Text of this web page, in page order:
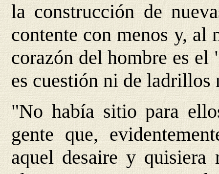
la construcción de
contente con menos y, al
corazón del hombre es
es cuestión ni de ladrillos
"No había sitio para
gente que,
aquel desaire y quisiera